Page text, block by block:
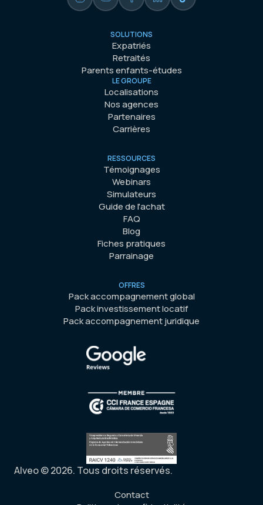
SOLUTIONS
Expatriés
Retraités
Parents enfants-études
LE GROUPE
Localisations
Nos agences
Partenaires
Carrières
RESSOURCES
Témoignages
Webinars
Simulateurs
Guide de l'achat
FAQ
Blog
Fiches pratiques
Parrainage
OFFRES
Pack accompagnement global
Pack investissement locatif
Pack accompagnement juridique
Alveo © 2026. Tous droits réservés.
Contact